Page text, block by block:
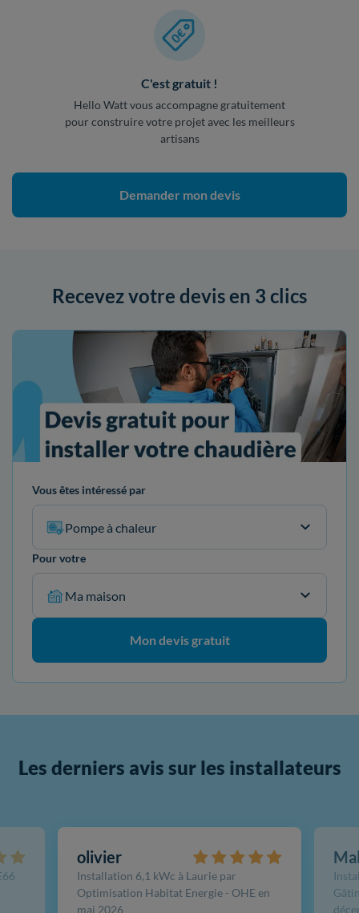
C'est gratuit !
Hello Watt vous accompagne gratuitement
pour construire votre projet avec les meilleurs
artisans
Demander mon devis
Recevez votre devis en 3 clics
Vous êtes intéressé par
Pompe à chaleur
Pour votre
Ma maison
Mon devis gratuit
Les derniers avis sur les installateurs
olivier
Installation 6,1 kWc à Laurie par
Optimisation Habitat Energie - OHE en
mai 2026